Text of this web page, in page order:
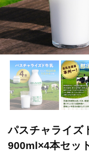
パスチャライズ
900ml×4本セッ